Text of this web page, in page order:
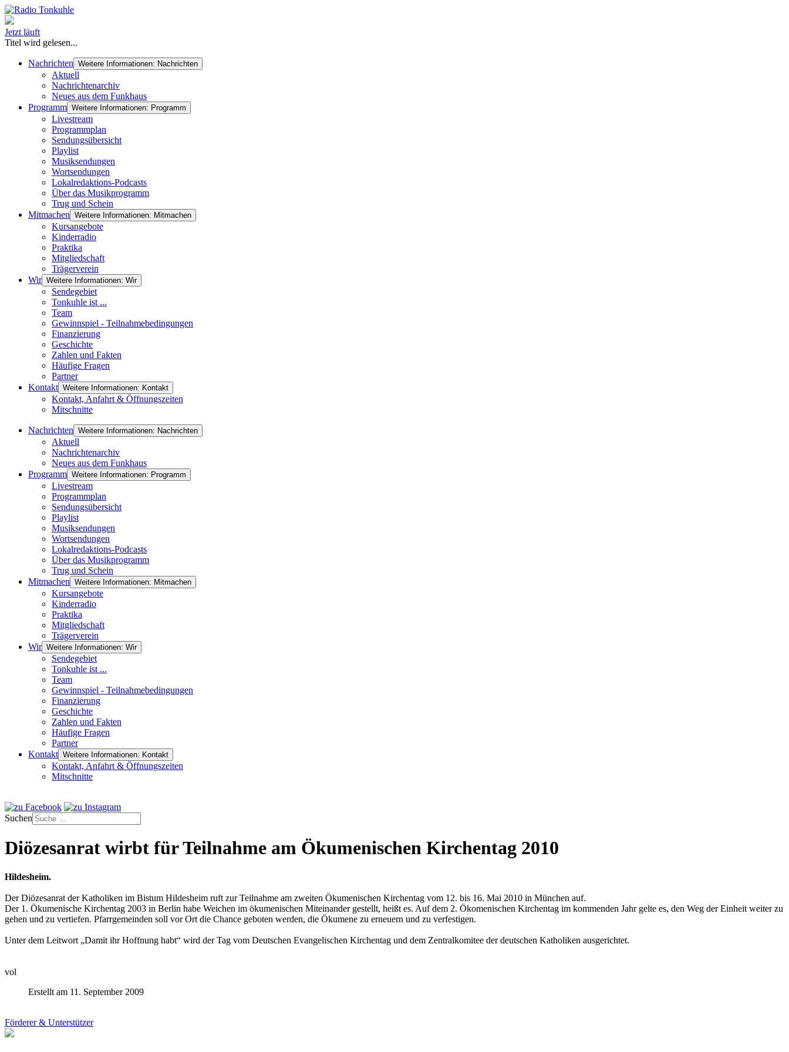
Jetzt läuft
Titel wird gelesen...
Nachrichten Weitere Informationen: Nachrichten
Aktuell
Nachrichtenarchiv
Neues aus dem Funkhaus
Programm Weitere Informationen: Programm
Livestream
Programmplan
Sendungsübersicht
Playlist
Musiksendungen
Wortsendungen
Lokalredaktions-Podcasts
Über das Musikprogramm
Trug und Schein
Mitmachen Weitere Informationen: Mitmachen
Kursangebote
Kinderradio
Praktika
Mitgliedschaft
Trägerverein
Wir Weitere Informationen: Wir
Sendegebiet
Tonkuhle ist ...
Team
Gewinnspiel - Teilnahmebedingungen
Finanzierung
Geschichte
Zahlen und Fakten
Häufige Fragen
Partner
Kontakt Weitere Informationen: Kontakt
Kontakt, Anfahrt & Öffnungszeiten
Mitschnitte
Nachrichten Weitere Informationen: Nachrichten
Aktuell
Nachrichtenarchiv
Neues aus dem Funkhaus
Programm Weitere Informationen: Programm
Livestream
Programmplan
Sendungsübersicht
Playlist
Musiksendungen
Wortsendungen
Lokalredaktions-Podcasts
Über das Musikprogramm
Trug und Schein
Mitmachen Weitere Informationen: Mitmachen
Kursangebote
Kinderradio
Praktika
Mitgliedschaft
Trägerverein
Wir Weitere Informationen: Wir
Sendegebiet
Tonkuhle ist ...
Team
Gewinnspiel - Teilnahmebedingungen
Finanzierung
Geschichte
Zahlen und Fakten
Häufige Fragen
Partner
Kontakt Weitere Informationen: Kontakt
Kontakt, Anfahrt & Öffnungszeiten
Mitschnitte
Suchen
Diözesanrat wirbt für Teilnahme am Ökumenischen Kirchentag 2010
Hildesheim.
Der Diözesanrat der Katholiken im Bistum Hildesheim ruft zur Teilnahme am zweiten Ökumenischen Kirchentag vom 12. bis 16. Mai 2010 in München auf.
Der 1. Ökumenische Kirchentag 2003 in Berlin habe Weichen im ökumenischen Miteinander gestellt, heißt es. Auf dem 2. Ökomenischen Kirchentag im kommenden Jahr gelte es, den Weg der Einheit weiter zu
gehen und zu vertiefen. Pfarrgemeinden soll vor Ort die Chance geboten werden, die Ökumene zu erneuern und zu verfestigen.
Unter dem Leitwort „Damit ihr Hoffnung habt“ wird der Tag vom Deutschen Evangelischen Kirchentag und dem Zentralkomitee der deutschen Katholiken ausgerichtet.
vol
Erstellt am 11. September 2009
Förderer & Unterstützer